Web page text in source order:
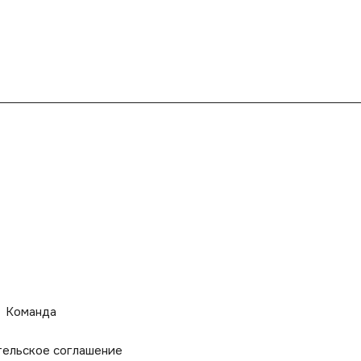
Команда
соглашение